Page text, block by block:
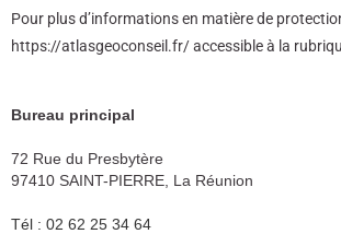
Pour plus d’informations en matière de
https://atlasgeoconseil.fr/ accessible à la
Bureau principal
72 Rue du Presbytère
97410 SAINT-PIERRE, La Réunion
Tél : 02 62 25 34 64